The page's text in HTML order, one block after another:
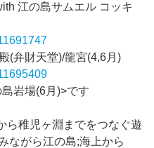
江の島サムエル コッキ
(弁財天堂)/龍宮(4,6月)
岩場(6月)>です
稚児ヶ淵までをつなぐ遊
ながら江の島;海上から